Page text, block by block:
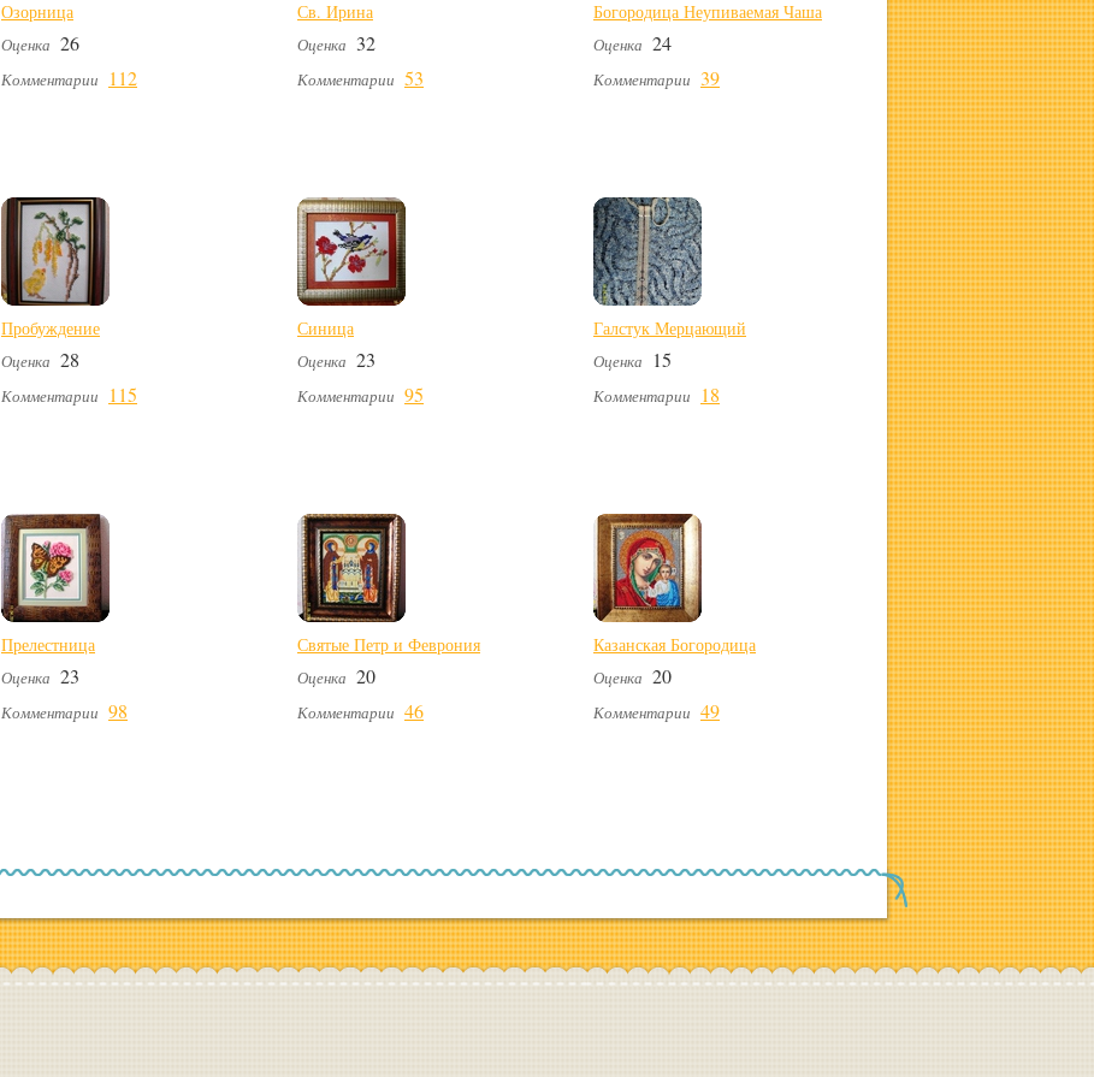
Озорница
Оценка 26
Комментарии 112
Св. Ирина
Оценка 32
Комментарии 53
Богородица Неупиваемая Чаша
Оценка 24
Комментарии 39
Пробуждение
Оценка 28
Комментарии 115
Синица
Оценка 23
Комментарии 95
Галстук Мерцающий
Оценка 15
Комментарии 18
Прелестница
Оценка 23
Комментарии 98
Святые Петр и Феврония
Оценка 20
Комментарии 46
Казанская Богородица
Оценка 20
Комментарии 49